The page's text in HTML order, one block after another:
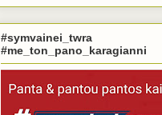
#symvainei_twra
#me_ton_pano_karagianni